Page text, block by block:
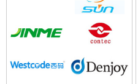
YUSENDENT®コントラアング
ルCX235-1B（内部注水、NSKと